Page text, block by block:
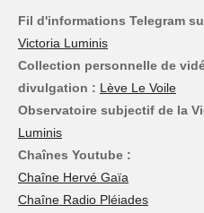
Fil d'informations Telegram
Victoria Luminis
Collection personnelle de
divulgation : Lève Le Voile
Observatoire subjectif de la
Luminis
Chaînes Youtube :
Chaîne Hervé Gaïa
Chaîne Radio Pléiades